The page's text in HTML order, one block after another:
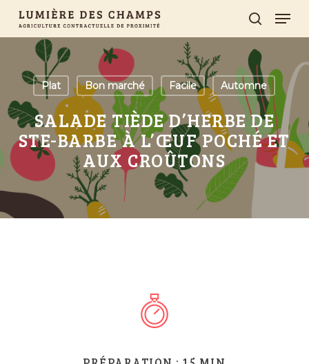
Skip
content
Plat Bon marché Facile Automne
SALADE TIÈDE D’HERBE DE
STE-BARBE À L’ŒUF POCHÉ ET
AUX CROÛTONS